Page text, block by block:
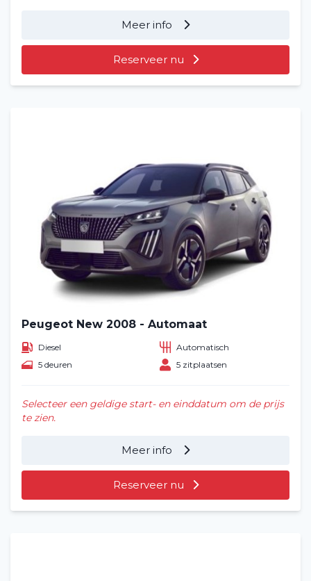
Meer info
Reserveer nu
Peugeot New 2008 - Automaat
Diesel
Automatisch
5 deuren
5 zitplaatsen
Selecteer een geldige start- en einddatum om de prijs
te zien.
Meer info
Reserveer nu